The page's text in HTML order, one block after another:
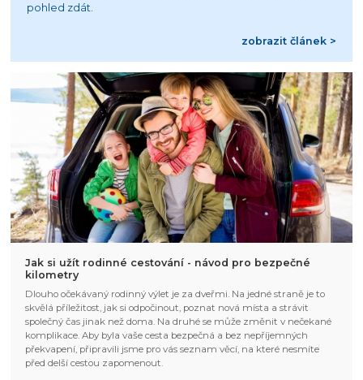
pohled zdát.
zobrazit článek >
Jak si užít rodinné cestování - návod pro bezpečné
kilometry
Dlouho očekávaný rodinný výlet je za dveřmi. Na jedné straně je to
skvělá příležitost, jak si odpočinout, poznat nová místa a strávit
společný čas jinak než doma. Na druhé se může změnit v nečekané
komplikace. Aby byla vaše cesta bezpečná a bez nepříjemných
překvapení, připravili jsme pro vás seznam věcí, na které nesmíte
před delší cestou zapomenout.